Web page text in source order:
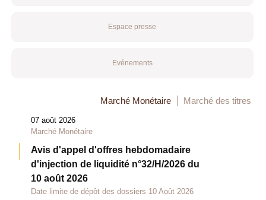
Espace presse
Evénements
Marché Monétaire Marché des titres
07 août 2026
Marché Monétaire
Avis d'appel d'offres hebdomadaire
d'injection de liquidité n°32/H/2026 du
10 août 2026
Date limite de dépôt des dossiers 10 Août 2026